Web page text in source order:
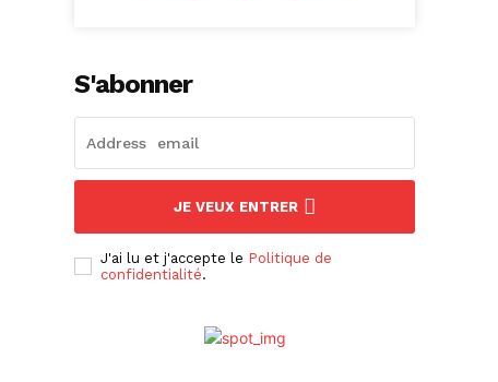
S'abonner
JE VEUX ENTRER
J'ai lu et j'accepte le Politique de
confidentialité.